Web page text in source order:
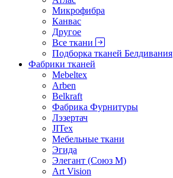
Микрофибра
Канвас
Другое
Все ткани
Подборка тканей Белдивания
Фабрики тканей
Mebeltex
Arben
Belkraft
Фабрика Фурнитуры
Лэзертач
JITex
Мебельные ткани
Эгида
Элегант (Союз М)
Art Vision